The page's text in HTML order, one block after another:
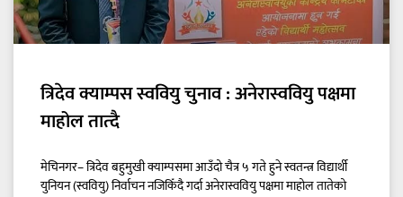
त्रिदेव क्याम्पस स्ववियु चुनाव : अनेरास्ववियु पक्षमा
माहोल तात्दै
मेचिनगर– त्रिदेव बहुमुखी क्याम्पसमा आउँदो चैत्र ५ गते हुने स्वतन्त्र विद्यार्थी
युनियन (स्ववियु) निर्वाचन नजिकिँदै गर्दा अनेरास्ववियु पक्षमा माहोल तातेको